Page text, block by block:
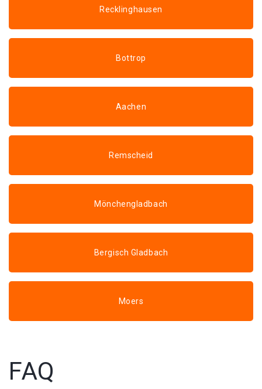
Recklinghausen
Bottrop
Aachen
Remscheid
Mönchengladbach
Bergisch Gladbach
Moers
FAQ